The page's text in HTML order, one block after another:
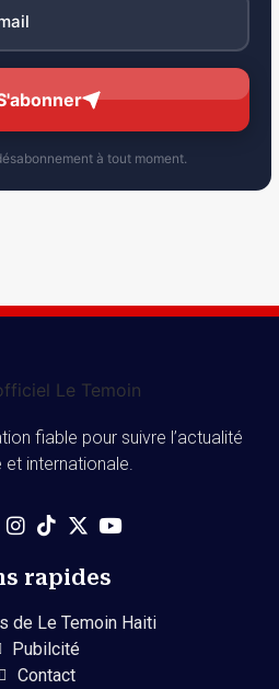
à tout moment.
fiable pour suivre l’actualité
et internationale.
rapides
de Le Temoin Haiti
Pubilcité
Contact